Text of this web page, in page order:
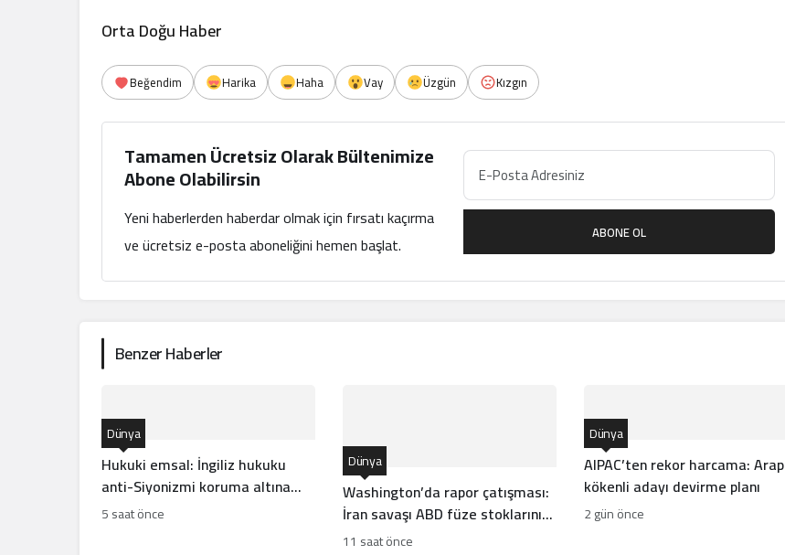
Orta Doğu Haber
Beğendim Harika Haha Vay Üzgün Kızgın
Tamamen Ücretsiz Olarak Bültenimize
Abone Olabilirsin
Yeni haberlerden haberdar olmak için fırsatı kaçırma
ve ücretsiz e-posta aboneliğini hemen başlat.
ABONE OL
Benzer Haberler
Hukuki emsal: İngiliz hukuku
anti-Siyonizmi koruma altına
aldı
Dünya
5 saat önce
Washington’da rapor çatışması:
İran savaşı ABD füze stoklarını
tüketti mi?
Dünya
11 saat önce
AIPAC’ten rekor harcama: Arap
kökenli adayı devirme planı
Dünya
2 gün önce